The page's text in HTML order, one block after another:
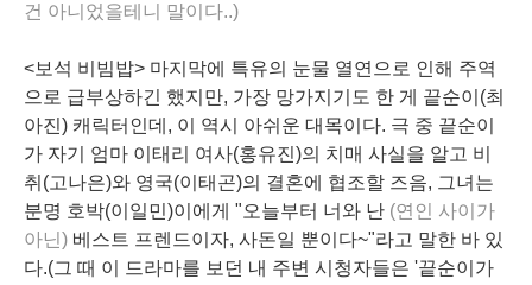
건 아니었을테니 말이다..)
<보석 비빔밥> 마지막에 특유의 눈물 열연으로 인해 주역
으로 급부상하긴 했지만, 가장 망가지기도 한 게 끝순이 (최
아진) 캐릭터인데, 이 역시 아쉬운 대목이다. 극 중 끝순이
가 자기 엄마 이태리 여사(홍유진)의 치매 사실을 알고 비
취(고나은)와 영국(이태곤)의 결혼에 협조할 즈음, 그녀는
분명 호박(이일민)이에게 "오늘부터 너와 난 (연인 사이가
아닌) 베스트 프렌드이자, 사돈일 뿐이다~"라고 말한 바 있
다.(그 때 이 드라마를 보던 내 주변 시청자들은 '끝순이가